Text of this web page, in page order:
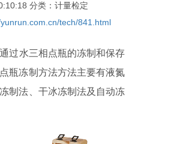
分类：计量检定
tech/841.html
过水三相点瓶的冻制和保存
瓶冻制方法方法主要有液氮
制法、干冰冻制法及自动冻